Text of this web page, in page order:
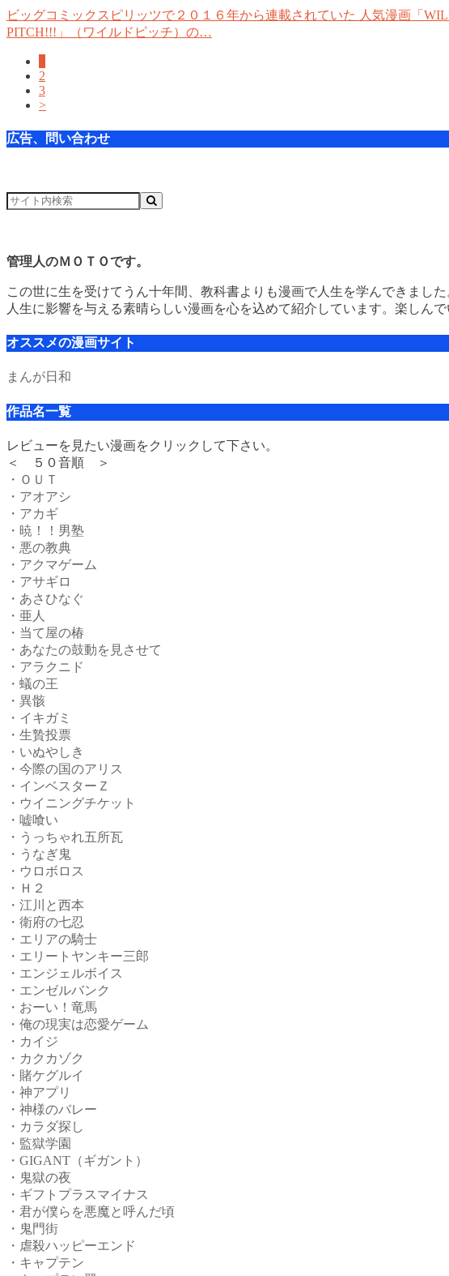
ビッグコミックスピリッツで２０１６年から連載されていた 人気漫画「
PITCH!!!」（ワイルドピッチ）の…
2
3
>
広告、問い合わせ
管理人のＭＯＴＯです。
この世に生を受けてうん十年間、教科書よりも漫画で人生を学んできました
人生に影響を与える素晴らしい漫画を心を込めて紹介しています。楽しんで
オススメの漫画サイト
まんが日和
作品名一覧
レビューを見たい漫画をクリックして下さい。
＜ ５０音順 ＞
・ＯＵＴ
・アオアシ
・アカギ
・暁！！男塾
・悪の教典
・アクマゲーム
・アサギロ
・あさひなぐ
・亜人
・当て屋の椿
・あなたの鼓動を見させて
・アラクニド
・蟻の王
・異骸
・イキガミ
・生贄投票
・いぬやしき
・今際の国のアリス
・インベスターＺ
・ウイニングチケット
・嘘喰い
・うっちゃれ五所瓦
・うなぎ鬼
・ウロボロス
・Ｈ２
・江川と西本
・衛府の七忍
・エリアの騎士
・エリートヤンキー三郎
・エンジェルボイス
・エンゼルバンク
・おーい！竜馬
・俺の現実は恋愛ゲーム
・カイジ
・カクカゾク
・賭ケグルイ
・神アプリ
・神様のバレー
・カラダ探し
・監獄学園
・GIGANT（ギガント）
・鬼獄の夜
・ギフトプラスマイナス
・君が僕らを悪魔と呼んだ頃
・鬼門街
・虐殺ハッピーエンド
・キャプテン